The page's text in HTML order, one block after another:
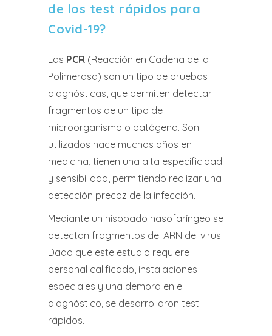
de los test rápidos para
Covid-19?
Las PCR (Reacción en Cadena de la
Polimerasa) son un tipo de pruebas
diagnósticas, que permiten detectar
fragmentos de un tipo de
microorganismo o patógeno. Son
utilizados hace muchos años en
medicina, tienen una alta especificidad
y sensibilidad, permitiendo realizar una
detección precoz de la infección.
Mediante un hisopado nasofaríngeo se
detectan fragmentos del ARN del virus.
Dado que este estudio requiere
personal calificado, instalaciones
especiales y una demora en el
diagnóstico, se desarrollaron test
rápidos.